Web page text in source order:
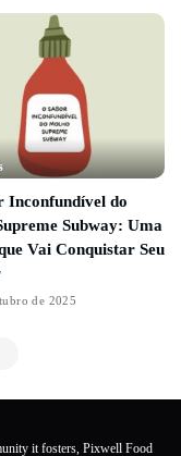
Inconfundível do
Subway: Uma
Vai Conquistar Seu
de 2025
it fosters, Pixwell Food